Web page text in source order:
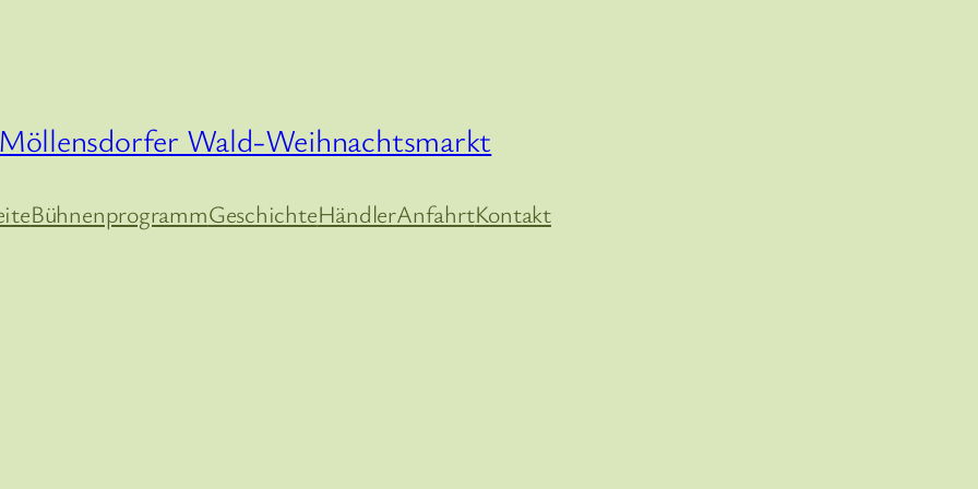
Möllensdorfer Wald-Weihnachtsmarkt
BühnenprogrammGeschichteHändlerAnfahrtKontakt